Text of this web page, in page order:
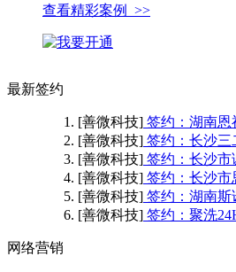
查看精彩案例 >>
最新签约
[善微科技] 签约：湖南恩
[善微科技] 签约：长沙三
[善微科技] 签约：长沙市
[善微科技] 签约：长沙市
[善微科技] 签约：湖南斯
[善微科技] 签约：聚洗
网络营销